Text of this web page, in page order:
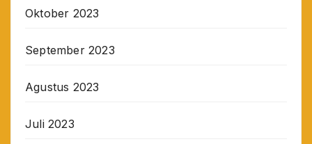
Oktober 2023
September 2023
Agustus 2023
Juli 2023